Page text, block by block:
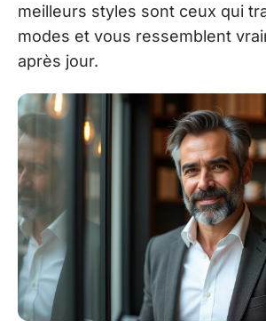
meilleurs styles sont ceux qui
modes et vous ressemblent
après jour.